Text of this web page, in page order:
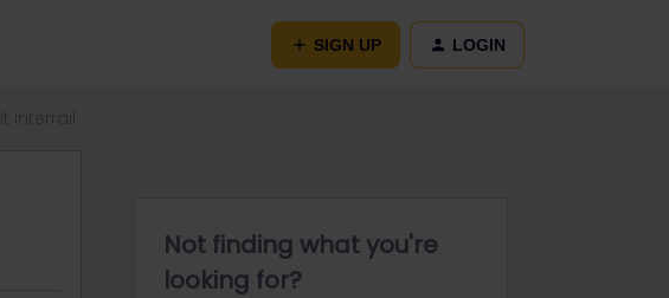
SIGN UP LOGIN
Not finding what you're
looking for?